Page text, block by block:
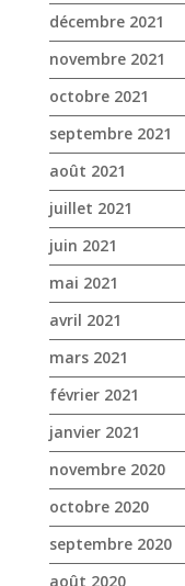
décembre 2021
novembre 2021
octobre 2021
septembre 2021
août 2021
juillet 2021
juin 2021
mai 2021
avril 2021
mars 2021
février 2021
janvier 2021
novembre 2020
octobre 2020
septembre 2020
août 2020